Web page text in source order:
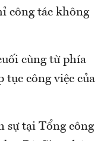
công tác không
cùng từ phía
tục công việc của
sự tại Tổng công